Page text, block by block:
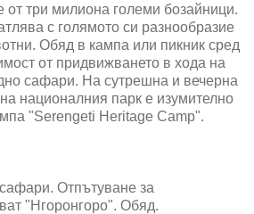
от три милиона големи бозайници.
с голямото си разнообразие
Обяд в кампа или пикник сред
от придвижването в хода на
сафари. На сутрешна и вечерна
националния парк е изумително
"Serengeti Heritage Camp".
Отпътуване за
"Нгоронгоро". Обяд.